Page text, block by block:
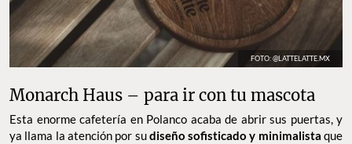
FOTO: @LATTELATTE.MX
Monarch Haus – para ir con tu mascota
Esta enorme cafetería en Polanco acaba de abrir sus puertas, y
ya llama la atención por sudiseño sofisticado y minimalista que